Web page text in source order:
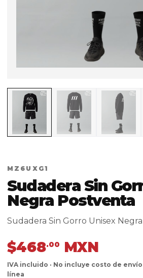
MZ6UXG1
Sudadera Sin
Negra Postventa
Sudadera Sin Gorro Unisex
$468.00 MXN
IVA incluido · No incluye costo de
línea